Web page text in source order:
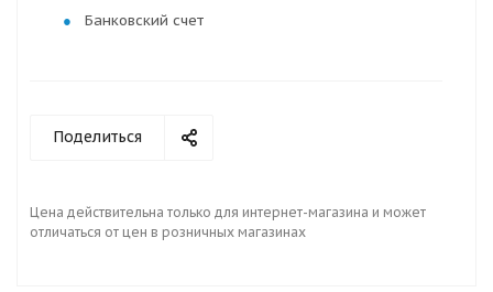
Банковский счет
Поделиться
Цена действительна только для интернет-магазина и может
отличаться от цен в розничных магазинах